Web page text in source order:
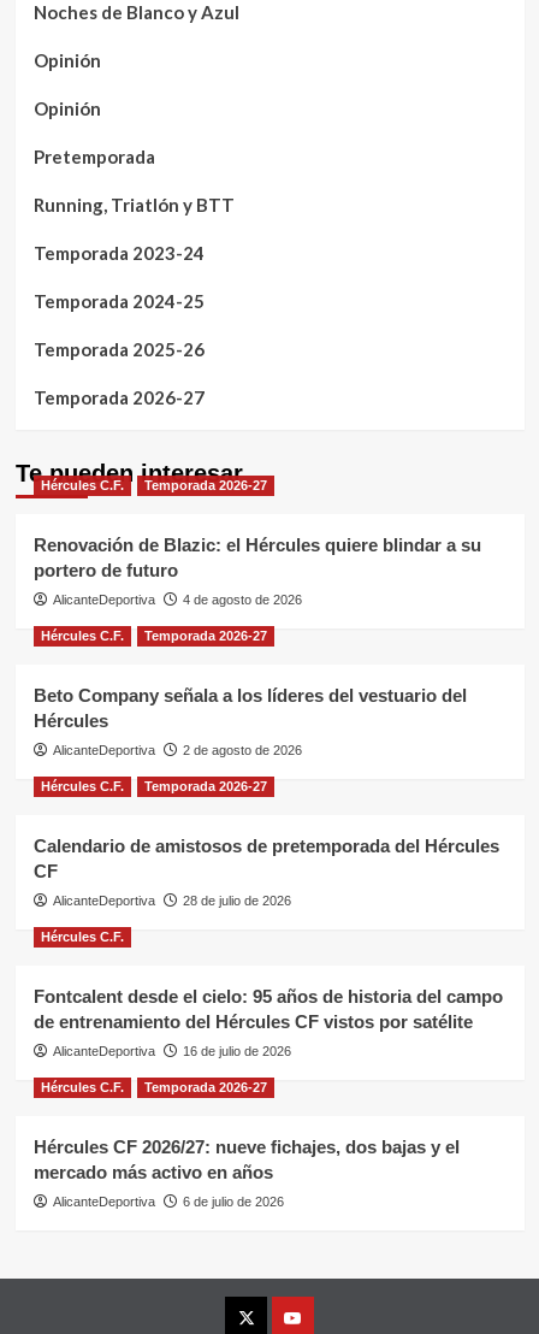
Noches de Blanco y Azul
Opinión
Opinión
Pretemporada
Running, Triatlón y BTT
Temporada 2023-24
Temporada 2024-25
Temporada 2025-26
Temporada 2026-27
Te pueden interesar
Hércules C.F. Temporada 2026-27
Renovación de Blazic: el Hércules quiere blindar a su
portero de futuro
AlicanteDeportiva 4 de agosto de 2026
Hércules C.F. Temporada 2026-27
Beto Company señala a los líderes del vestuario del
Hércules
AlicanteDeportiva 2 de agosto de 2026
Hércules C.F. Temporada 2026-27
Calendario de amistosos de pretemporada del Hércules
CF
AlicanteDeportiva 28 de julio de 2026
Hércules C.F.
Fontcalent desde el cielo: 95 años de historia del campo
de entrenamiento del Hércules CF vistos por satélite
AlicanteDeportiva 16 de julio de 2026
Hércules C.F. Temporada 2026-27
Hércules CF 2026/27: nueve fichajes, dos bajas y el
mercado más activo en años
AlicanteDeportiva 6 de julio de 2026